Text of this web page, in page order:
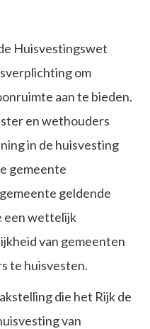
Huisvestingswet
om
aan te bieden.
en wethouders
in de huisvesting
gemeente
geldende
een wettelijk
van gemeenten
te huisvesten.
die het Rijk de
van